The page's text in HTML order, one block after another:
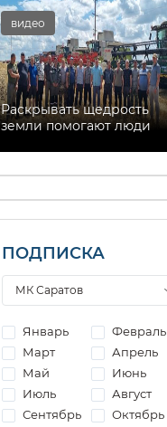
видео
Раскрывать щедрость
земли помогают люди
ПОДПИСКА
Январь
Февраль
Март
Апрель
Май
Июнь
Июль
Август
Сентябрь
Октябрь